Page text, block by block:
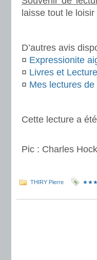
laisse tout le
D’autres avis
¤ Expressionite
¤ Livres et
¤ Mes lectures
Cette lecture a
Pic : Charles
THIRY Pierre